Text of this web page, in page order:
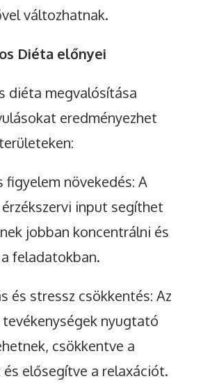
változhatnak.
Diéta előnyei
diéta megvalósítása
eredményezhet
figyelem növekedés: A
input segíthet
jobban koncentrálni és
feladatokban.
és stressz csökkentés: Az
tevékenységek nyugtató
csökkentve a
elősegítve a relaxációt.